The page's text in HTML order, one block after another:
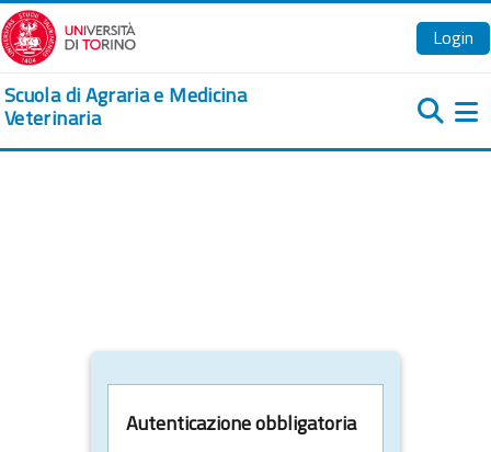
Vai al contenuto principale
Login
Scuola di Agraria e Medicina
Veterinaria
Autenticazione obbligatoria